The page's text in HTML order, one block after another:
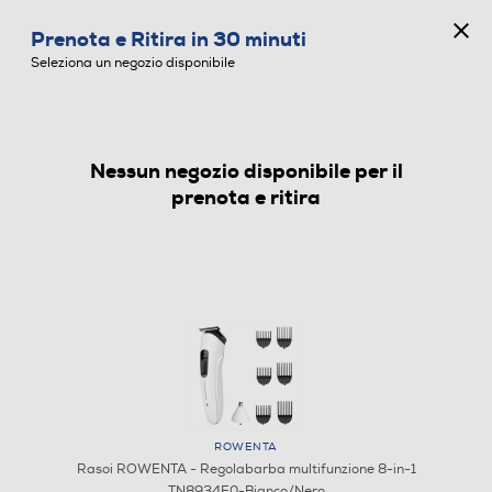
Prenota e Ritira in 30 minuti
Seleziona un negozio disponibile
Nessun negozio disponibile per il
prenota e ritira
ROWENTA
Rasoi ROWENTA - Regolabarba multifunzione 8-in-1